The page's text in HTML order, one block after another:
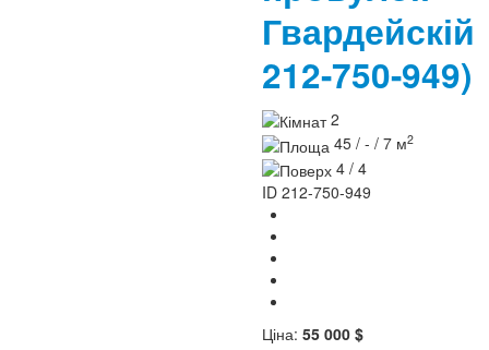
212-750-949)
2
45 / - / 7 м2
4 / 4
ID 212-750-949
Ціна: 55 000 $